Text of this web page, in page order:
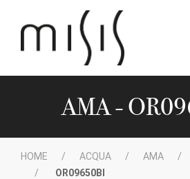
AMA -
HOME ACQUA AMA
OR09650BI